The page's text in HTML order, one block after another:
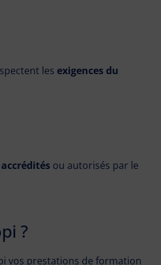
les exigences du
accrédités ou autorisés par le
?
vos prestations de formation